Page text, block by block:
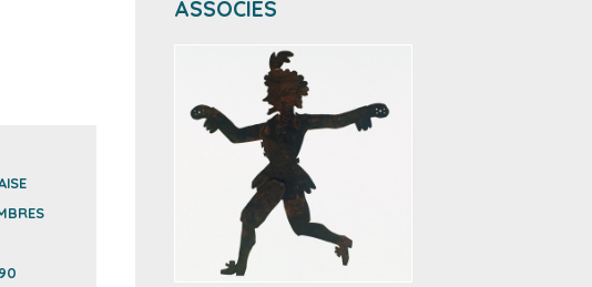
ASSOCIÉS
OMBRE ARTICULÉE EN
VOIR L'APPAREIL